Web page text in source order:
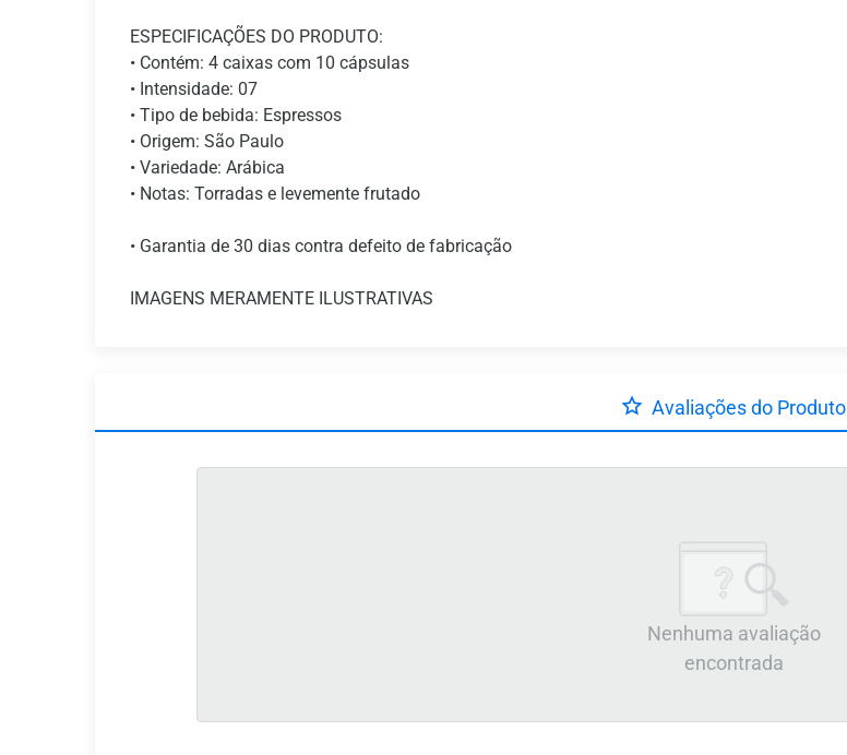
ESPECIFICAÇÕES DO PRODUTO:
• Contém: 4 caixas com 10 cápsulas
• Intensidade: 07
• Tipo de bebida: Espressos
• Origem: São Paulo
• Variedade: Arábica
• Notas: Torradas e levemente frutado
• Garantia de 30 dias contra defeito de fabricação
IMAGENS MERAMENTE ILUSTRATIVAS
Avaliações do Produto
Nenhuma avaliação
encontrada